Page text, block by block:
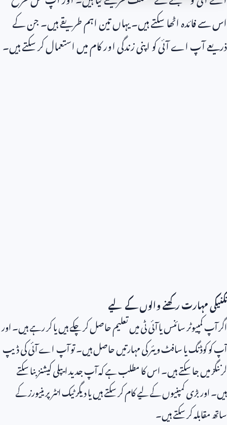
اس سے فائدہ اٹھا سکتے ہیں۔ یہاں تین اہم طریقے ہیں۔ جن کے
ذریعے آپ اے آئی کو اپنی زندگی اور کام میں استعمال کر سکتے ہیں۔
تکنیکی مہارت رکھنے والوں کے لیے
اگر آپ کمپیوٹر سائنس یا آئی ٹی میں تعلیم حاصل کر چکے ہیں یا کر رہے ہیں۔ اور
آپ کو کوڈنگ یا سافٹ ویئر کی مہارتیں حاصل ہیں۔ تو آپ اے آئی کی ڈیپ
لرننگز میں جا سکتے ہیں۔ اس کا مطلب ہے کہ آپ جدید ایپلی کیشنز بنا سکتے
ہیں۔ اور بڑی کمپنیوں کے لیے کام کر سکتے ہیں یا دیگر ٹیک انٹرپرینیورز کے
ساتھ مقابلہ کر سکتے ہیں۔